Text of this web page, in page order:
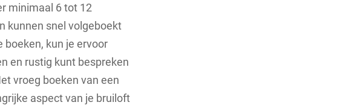
minimaal 6 tot 12
kunnen snel volgeboekt
kun je ervoor
en rustig kunt bespreken
vroeg boeken van een
aspect van je bruiloft